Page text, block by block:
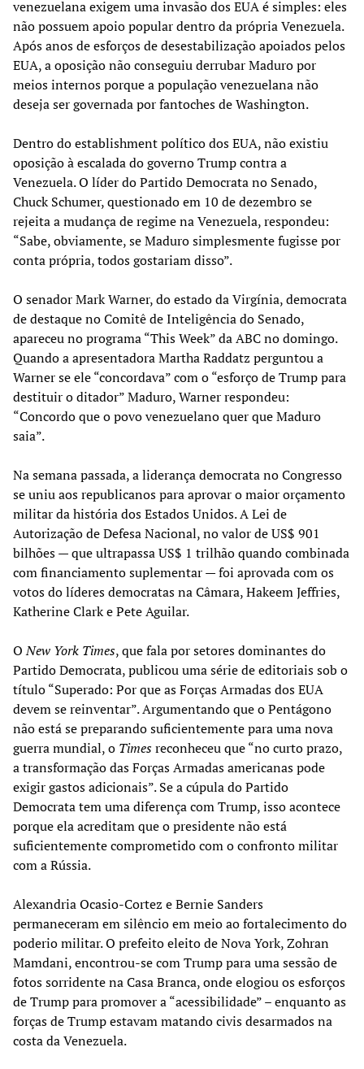
venezuelana exigem uma invasão dos EUA é simples: eles
não possuem apoio popular dentro da própria Venezuela.
Após anos de esforços de desestabilização apoiados pelos
EUA, a oposição não conseguiu derrubar Maduro por
meios internos porque a população venezuelana não
deseja ser governada por fantoches de Washington.
Dentro do establishment político dos EUA, não existiu
oposição à escalada do governo Trump contra a
Venezuela. O líder do Partido Democrata no Senado,
Chuck Schumer, questionado em 10 de dezembro se
rejeita a mudança de regime na Venezuela, respondeu:
“Sabe, obviamente, se Maduro simplesmente fugisse por
conta própria, todos gostariam disso”.
O senador Mark Warner, do estado da Virgínia, democrata
de destaque no Comitê de Inteligência do Senado,
apareceu no programa “This Week” da ABC no domingo.
Quando a apresentadora Martha Raddatz perguntou a
Warner se ele “concordava” com o “esforço de Trump para
destituir o ditador” Maduro, Warner respondeu:
“Concordo que o povo venezuelano quer que Maduro
saia”.
Na semana passada, a liderança democrata no Congresso
se uniu aos republicanos para aprovar o maior orçamento
militar da história dos Estados Unidos. A Lei de
Autorização de Defesa Nacional, no valor de US$ 901
bilhões — que ultrapassa US$ 1 trilhão quando combinada
com financiamento suplementar — foi aprovada com os
votos do líderes democratas na Câmara, Hakeem Jeffries,
Katherine Clark e Pete Aguilar.
ONew York Times, que fala por setores dominantes do
Partido Democrata, publicou uma série de editoriais sob o
título “Superado: Por que as Forças Armadas dos EUA
devem se reinventar”. Argumentando que o Pentágono
não está se preparando suficientemente para uma nova
guerra mundial, o Timesreconheceu que “no curto prazo,
a transformação das Forças Armadas americanas pode
exigir gastos adicionais”. Se a cúpula do Partido
Democrata tem uma diferença com Trump, isso acontece
porque ela acreditam que o presidente não está
suficientemente comprometido com o confronto militar
com a Rússia.
Alexandria Ocasio-Cortez e Bernie Sanders
permaneceram em silêncio em meio ao fortalecimento do
poderio militar. O prefeito eleito de Nova York, Zohran
Mamdani, encontrou-se com Trump para uma sessão de
fotos sorridente na Casa Branca, onde elogiou os esforços
de Trump para promover a “acessibilidade” – enquanto as
forças de Trump estavam matando civis desarmados na
costa da Venezuela.